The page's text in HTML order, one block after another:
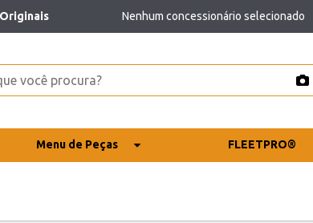
Nenhum concessionário selecionado
Menu de Peças FLEETPRO®